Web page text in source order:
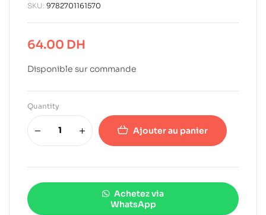
SKU: 9782701161570
64.00 DH
Disponible sur commande
Quantity
Ajouter au panier
Achetez via
WhatsApp